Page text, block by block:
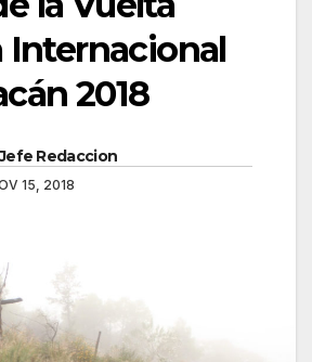
Internacional
2018
Redaccion
15, 2018